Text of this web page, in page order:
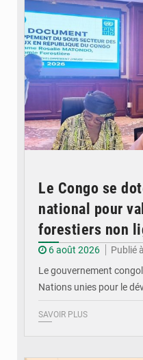
Le Congo se
national pour
forestiers non
6 août 2026
Publié
Le gouvernement
Nations unies pour le
SAVOIR PLUS